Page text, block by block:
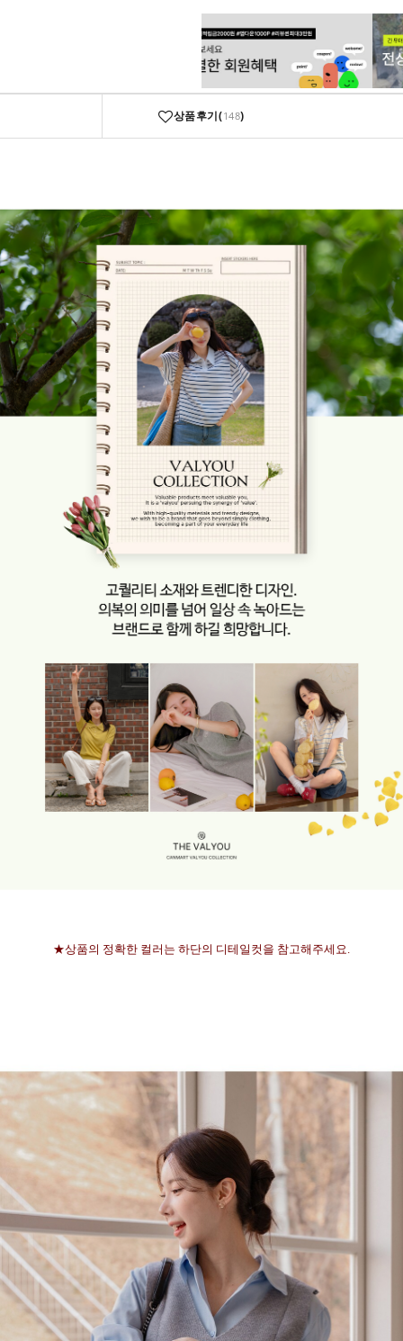
상품후기(148)
★상품의 정확한 컬러는 하단의 디테일컷을 참고해주세요.